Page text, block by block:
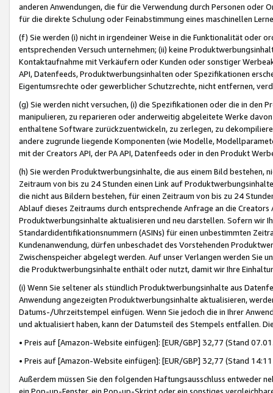
anderen Anwendungen, die für die Verwendung durch Personen
für die direkte Schulung oder Feinabstimmung eines maschinellen
(f) Sie werden (i) nicht in irgendeiner Weise in die Funktionalität oder
entsprechenden Versuch unternehmen; (ii) keine
Kontaktaufnahme mit Verkäufern oder Kunden oder sonstiger
API, Datenfeeds, Produktwerbungsinhalten oder Spezifikationen
Eigentumsrechte oder gewerblicher Schutzrechte, nicht entfernen,
(g) Sie werden nicht versuchen, (i) die Spezifikationen oder die in
manipulieren, zu reparieren oder anderweitig abgeleitete Werke
enthaltene Software zurückzuentwickeln, zu zerlegen, zu
andere zugrunde liegende Komponenten (wie Modelle,
mit der Creators API, der PA API, Datenfeeds oder in den Produkt
(h) Sie werden Produktwerbungsinhalte, die aus einem Bild bestehen,
Zeitraum von bis zu 24 Stunden einen Link auf
die nicht aus Bildern bestehen, für einen Zeitraum von bis zu 24
Ablauf dieses Zeitraums durch entsprechende Anfrage an die
Produktwerbungsinhalte aktualisieren und neu darstellen. Sofern wir
Standardidentifikationsnummern (ASINs) für einen unbestimmten
Kundenanwendung, dürfen unbeschadet des Vorstehenden
Zwischenspeicher abgelegt werden. Auf unser Verlangen werden Sie
die Produktwerbungsinhalte enthält oder nutzt, damit wir Ihre
(i) Wenn Sie seltener als stündlich Produktwerbungsinhalte aus
Anwendung angezeigten Produktwerbungsinhalte aktualisieren,
Datums-/Uhrzeitstempel einfügen. Wenn Sie jedoch die in Ihrer
und aktualisiert haben, kann der Datumsteil des Stempels entfallen.
• Preis auf [Amazon-Website einfügen]: [EUR/GBP] 32,77 (Stand
• Preis auf [Amazon-Website einfügen]: [EUR/GBP] 32,77 (Stand
Außerdem müssen Sie den folgenden Haftungsausschluss entweder
ein Pop-up-Fenster, ein Pop-up-Skript oder ein sonstiges